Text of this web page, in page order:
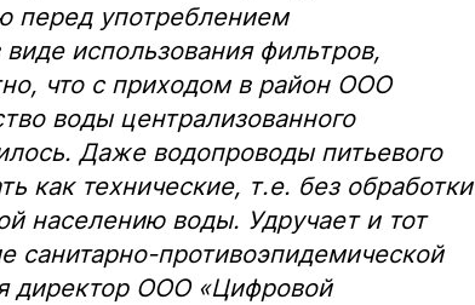
перед употреблением
использования фильтров,
что с приходом в район ООО
воды централизованного
Даже водопроводы питьевого
как технические, т.е. без обработки
населению воды. Удручает и тот
санитарно-противоэпидемической
директор ООО «Цифровой